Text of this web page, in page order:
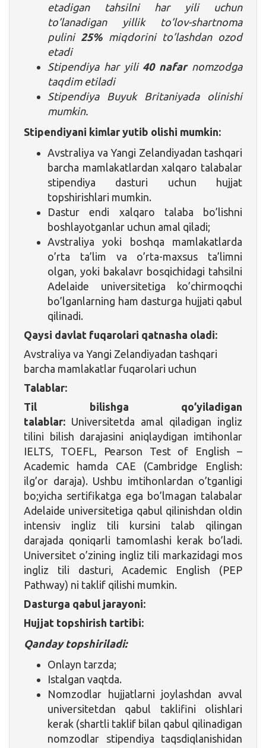
etadigan tahsilni har yili uchun
to’lanadigan yillik to’lov-shartnoma
pulini25% miqdorini to’lashdan ozod
etadi
Stipendiya har yili 40 nafarnomzodga
taqdim etiladi
Stipendiya Buyuk Britaniyada olinishi
mumkin.
Stipendiyani kimlar yutib olishi mumkin:
Avstraliya va Yangi Zelandiyadan tashqari
barcha mamlakatlardan xalqaro talabalar
stipendiya dasturi uchun hujjat
topshirishlari mumkin.
Dastur endi xalqaro talaba bo’lishni
boshlayotganlar uchun amal qiladi;
Avstraliya yoki boshqa mamlakatlarda
o’rta ta’lim va o’rta-maxsus ta’limni
olgan, yoki bakalavr bosqichidagi tahsilni
Adelaide universitetiga ko’chirmoqchi
bo’lganlarning ham dasturga hujjati qabul
qilinadi.
Qaysi davlat fuqarolari qatnasha oladi:
Avstraliya va Yangi Zelandiyadan tashqari
barcha mamlakatlar fuqarolari uchun
Talablar:
Til bilishga qo’yiladigan
talablar: Universitetda amal qiladigan ingliz
tilini bilish darajasini aniqlaydigan imtihonlar
IELTS, TOEFL, Pearson Test of English –
Academic hamda CAE (Cambridge English:
ilg’or daraja). Ushbu imtihonlardan o’tganligi
bo;yicha sertifikatga ega bo’lmagan talabalar
Adelaide universitetiga qabul qilinishdan oldin
intensiv ingliz tili kursini talab qilingan
darajada qoniqarli tamomlashi kerak bo’ladi.
Universitet o’zining ingliz tili markazidagi mos
ingliz tili dasturi, Academic English (PEP
Pathway) ni taklif qilishi mumkin.
Dasturga qabul jarayoni:
Hujjat topshirish tartibi:
Qanday topshiriladi:
Onlayn tarzda;
Istalgan vaqtda.
Nomzodlar hujjatlarni joylashdan avval
universitetdan qabul taklifini olishlari
kerak (shartli taklif bilan qabul qilinadigan
nomzodlar stipendiya taqsdiqlanishidan